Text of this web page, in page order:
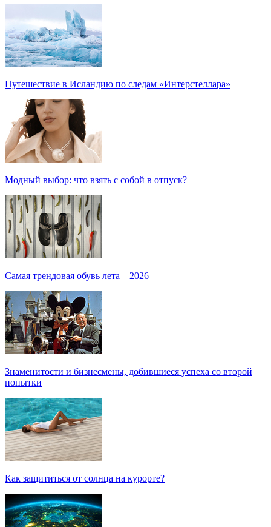
Путешествие в Исландию по следам «Интерстеллара»
Модный выбор: что взять с собой в отпуск?
Самая трендовая обувь лета – 2026
Знаменитости и бизнесмены, добившиеся успеха со второй
попытки
Как защититься от солнца на курорте?